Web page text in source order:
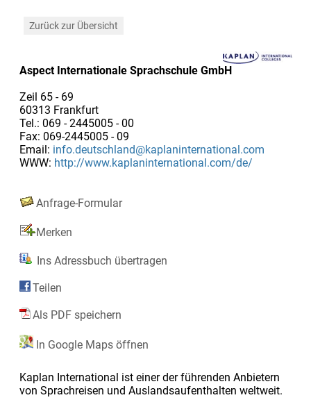
Zurück zur Übersicht
Aspect Internationale Sprachschule GmbH
Zeil 65 - 69
60313 Frankfurt
Tel.: 069 - 2445005 - 00
Fax: 069-2445005 - 09
Email: info.deutschland@kaplaninternational.com
WWW: http://www.kaplaninternational.com/de/
Anfrage-Formular
Merken
Ins Adressbuch übertragen
Teilen
Als PDF speichern
In Google Maps öffnen
Kaplan International ist einer der führenden Anbietern
von Sprachreisen und Auslandsaufenthalten weltweit.